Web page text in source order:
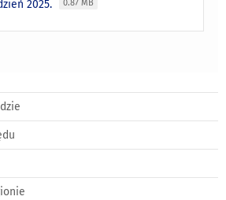
2025. 0.87 MB